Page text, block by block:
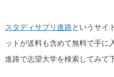
スタディサプリ進路というサイ
ットが送料も含めて無料で手に
進路で志望大学を検索してみて